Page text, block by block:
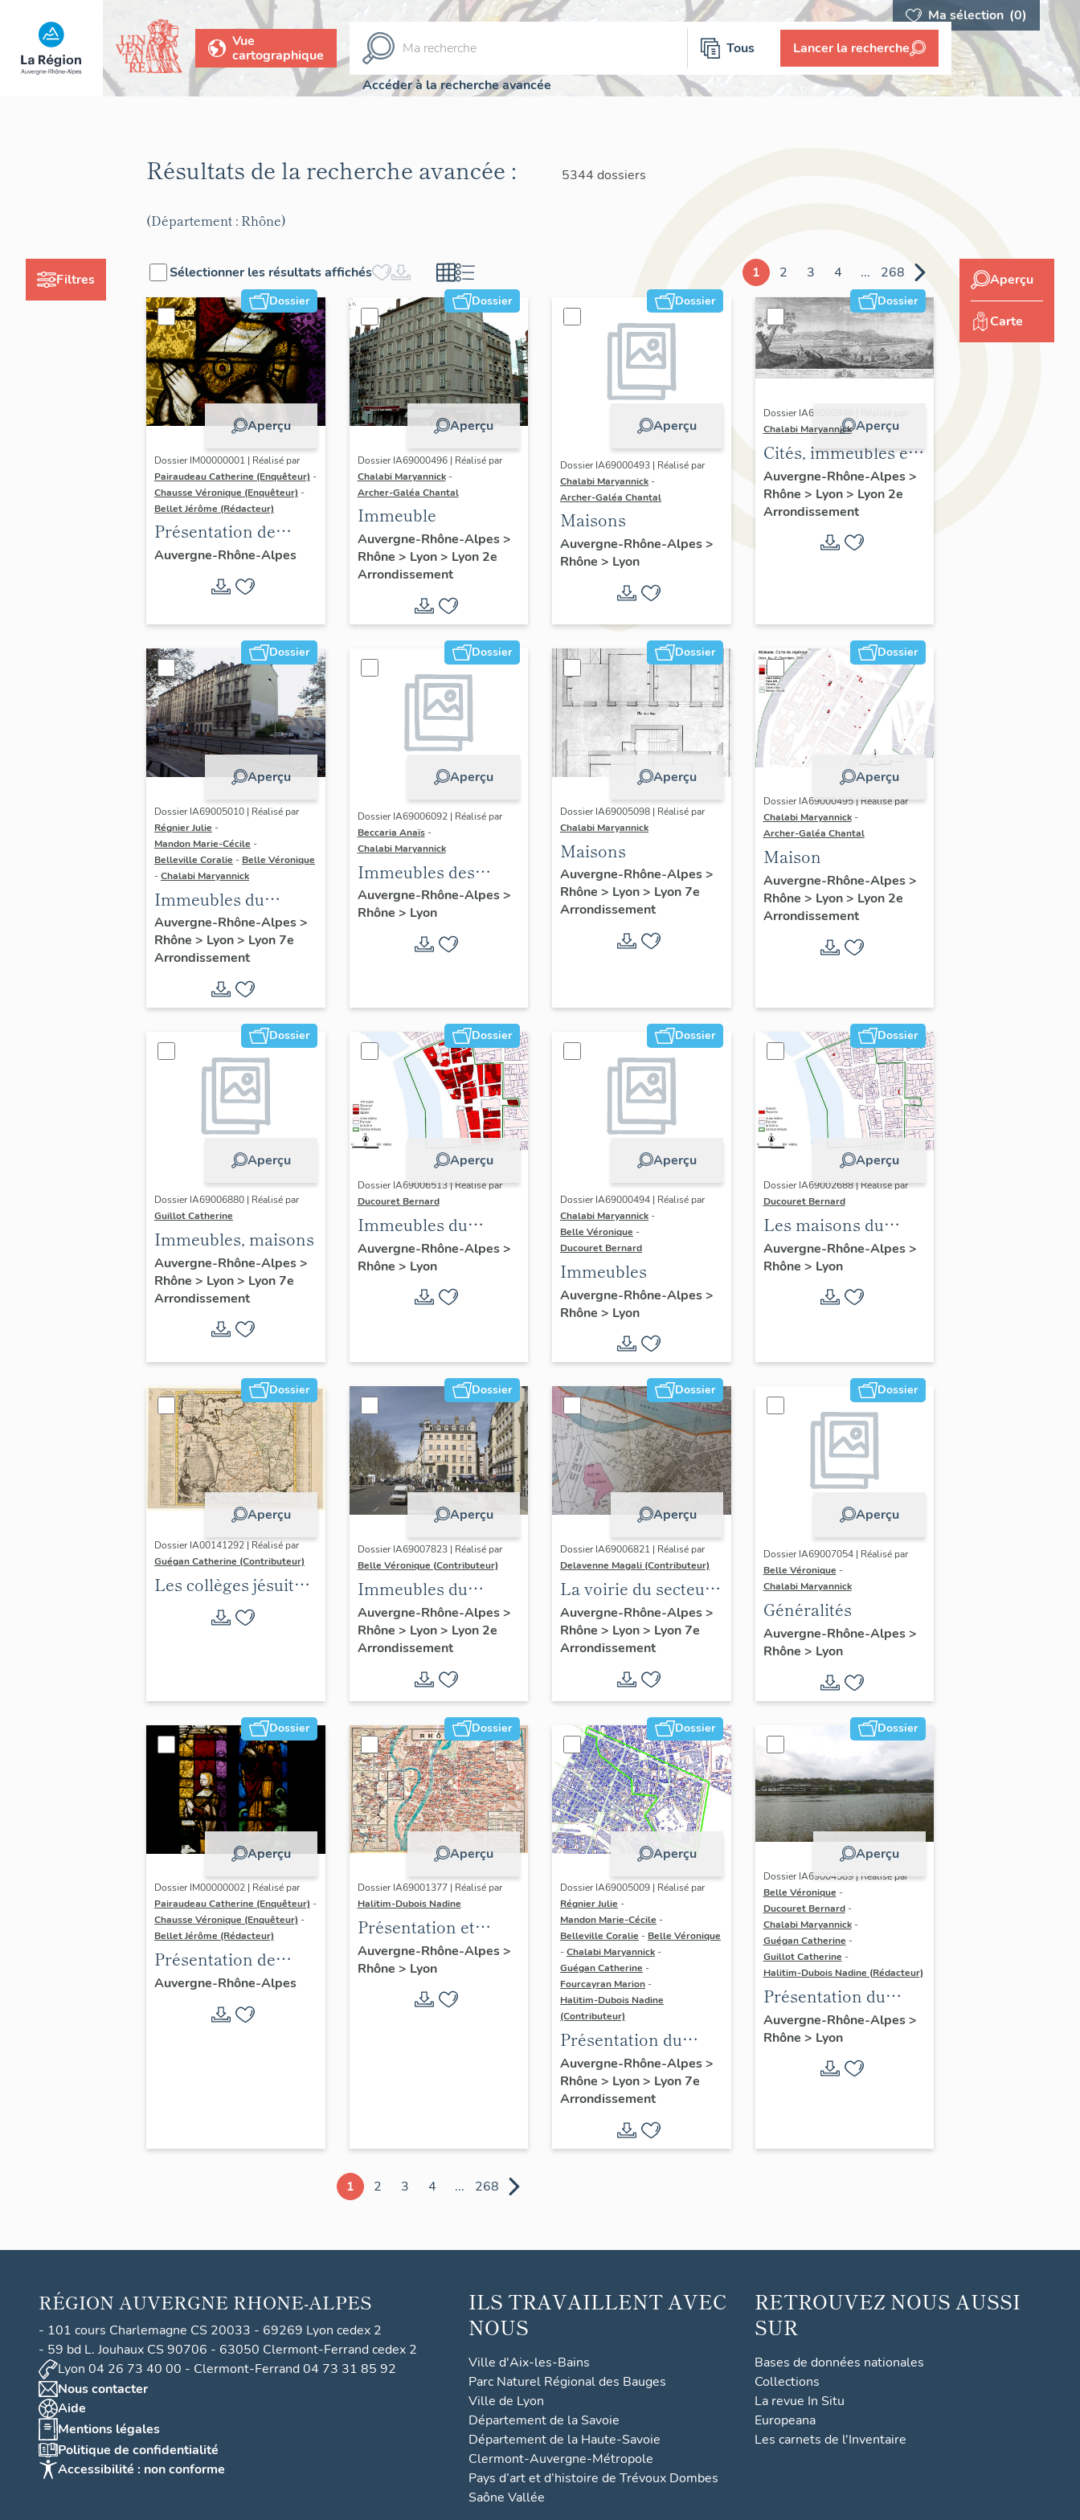
Ma sélection (0)
Vue
cartographique
Tous Lancer la recherche
Accéder à la recherche avancée
Filtres
Résultats de la recherche avancée : 5344 dossiers
(Département : Rhône)
Sélectionner les résultats affichés 1 2 3 4 ... 268
Dossier
Aperçu
Dossier IM00000001 | Réalisé par
Pairaudeau Catherine (Enquêteur) -
Chausse Véronique (Enquêteur) -
Bellet Jérôme (Rédacteur)
Présentation de
l'opération
d'inventaire du
vitrail ancien de
Rhône-Alpes (corpus
vitrearum)
Auvergne-Rhône-Alpes
Dossier
Aperçu
Dossier IA69000496 | Réalisé par
Chalabi Maryannick -
Archer-Galéa Chantal
Immeuble
Auvergne-Rhône-Alpes>
Rhône > Lyon> Lyon 2e
Arrondissement
Dossier
Aperçu
Dossier IA69000493 | Réalisé par
Chalabi Maryannick -
Archer-Galéa Chantal
Maisons
Auvergne-Rhône-Alpes>
Rhône > Lyon
Dossier
Aperçu
Dossier IA69000848 | Réalisé par
Chalabi Maryannick
Cités, immeubles et
maisons. Ensemble
de l'habitat du
Confluent
Auvergne-Rhône-Alpes>
Rhône > Lyon> Lyon 2e
Arrondissement
Dossier
Aperçu
Dossier IA69005010 | Réalisé par
Régnier Julie -
Mandon Marie-Cécile -
Belleville Coralie - Belle Véronique
-Chalabi Maryannick
Immeubles du
secteur d'étude La
Guillotière
Auvergne-Rhône-Alpes>
Rhône > Lyon> Lyon 7e
Arrondissement
Dossier
Aperçu
Dossier IA69006092 | Réalisé par
Beccaria Anaïs -
Chalabi Maryannick
Immeubles des
Années Trente de la
rive gauche
Auvergne-Rhône-Alpes>
Rhône > Lyon
Dossier
Aperçu
Dossier IA69005098 | Réalisé par
Chalabi Maryannick
Maisons
Auvergne-Rhône-Alpes>
Rhône > Lyon> Lyon 7e
Arrondissement
Dossier
Aperçu
Dossier IA69000495 | Réalisé par
Chalabi Maryannick -
Archer-Galéa Chantal
Maison
Auvergne-Rhône-Alpes>
Rhône > Lyon> Lyon 2e
Arrondissement
Dossier
Aperçu
Dossier IA69006880 | Réalisé par
Guillot Catherine
Immeubles, maisons
Auvergne-Rhône-Alpes>
Rhône > Lyon> Lyon 7e
Arrondissement
Dossier
Aperçu
Dossier IA69006513 | Réalisé par
Ducouret Bernard
Immeubles du
quartier Saint-Nizier
Auvergne-Rhône-Alpes>
Rhône > Lyon
Dossier
Aperçu
Dossier IA69000494 | Réalisé par
Chalabi Maryannick -
Belle Véronique -
Ducouret Bernard
Immeubles
Auvergne-Rhône-Alpes>
Rhône > Lyon
Dossier
Aperçu
Dossier IA69002688 | Réalisé par
Ducouret Bernard
Les maisons du
quartier Saint-Nizier
Auvergne-Rhône-Alpes>
Rhône > Lyon
Dossier
Aperçu
Dossier IA00141292 | Réalisé par
Guégan Catherine (Contributeur)
Les collèges jésuites
d'Ancien Régime
(1556-1763) dans la
(DOSSIER EN
Dossier
Aperçu
Dossier IA69007823 | Réalisé par
Belle Véronique (Contributeur)
Immeubles du
secteur des Jacobins
Auvergne-Rhône-Alpes>
Rhône > Lyon> Lyon 2e
Arrondissement
Dossier
Aperçu
Dossier IA69006821 | Réalisé par
Delavenne Magali (Contributeur)
La voirie du secteur
d'étude "Saint-
André" (Lyon 7e)
Auvergne-Rhône-Alpes>
Rhône > Lyon> Lyon 7e
Arrondissement
Dossier
Aperçu
Dossier IA69007054 | Réalisé par
Belle Véronique -
Chalabi Maryannick
Généralités
Auvergne-Rhône-Alpes>
Rhône > Lyon
Dossier
Aperçu
Dossier IM00000002 | Réalisé par
Pairaudeau Catherine (Enquêteur) -
Chausse Véronique (Enquêteur) -
Bellet Jérôme (Rédacteur)
Présentation de
l'aire d'étude du
recensement du
vitrail ancien de
Auvergne-Rhône-Alpes
Dossier
Aperçu
Dossier IA69001377 | Réalisé par
Halitim-Dubois Nadine
Présentation et
synthèse du
patrimoine
industriel de la ville
Auvergne-Rhône-Alpes>
Rhône > Lyon
Dossier
Aperçu
Dossier IA69005009 | Réalisé par
Régnier Julie -
Mandon Marie-Cécile -
Belleville Coralie - Belle Véronique
-Chalabi Maryannick -
Guégan Catherine -
Fourcayran Marion -
Halitim-Dubois Nadine
(Contributeur)
Présentation du
secteur d'étude Lyon
Guillotière
Auvergne-Rhône-Alpes>
Rhône > Lyon> Lyon 7e
Arrondissement
Dossier
Aperçu
Dossier IA69004589 | Réalisé par
Belle Véronique -
Ducouret Bernard -
Chalabi Maryannick -
Guégan Catherine -
Guillot Catherine -
Halitim-Dubois Nadine (Rédacteur)
Présentation du
secteur d'étude Lyon
Auvergne-Rhône-Alpes>
Rhône > Lyon
1 2 3 4 ... 268
Aperçu
Carte
RÉGION AUVERGNE RHONE-ALPES
- 101 cours Charlemagne CS 20033 - 69269 Lyon cedex 2
- 59 bd L. Jouhaux CS 90706 - 63050 Clermont-Ferrand cedex 2
Lyon 04 26 73 40 00 - Clermont-Ferrand 04 73 31 85 92
Nous contacter
Aide
Mentions légales
Politique de confidentialité
Accessibilité : non conforme
ILS TRAVAILLENT AVEC
NOUS
Ville d'Aix-les-Bains
Parc Naturel Régional des Bauges
Ville de Lyon
Département de la Savoie
Département de la Haute-Savoie
Clermont-Auvergne-Métropole
Pays d’art et d’histoire de Trévoux Dombes
Saône Vallée
RETROUVEZ NOUS AUSSI
SUR
Bases de données nationales
Collections
La revue In Situ
Europeana
Les carnets de l'Inventaire